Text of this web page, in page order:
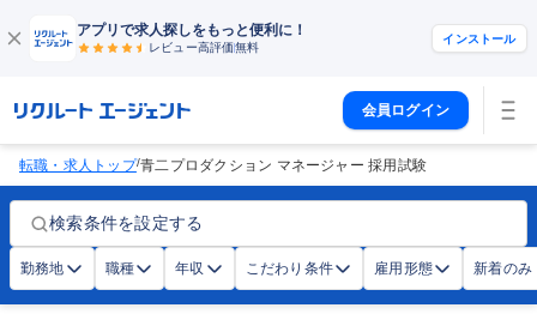
アプリで求人探しをもっと便利に！
レビュー高評価無料
インストール
会員ログイン
転職・求人トップ/青二プロダクション マネージャー 採用試験
検索条件を設定する
勤務地 職種 年収 こだわり条件 雇用形態 新着のみ